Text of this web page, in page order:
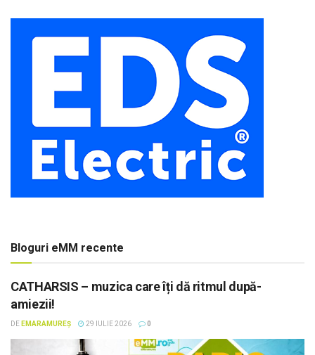
Bloguri eMM recente
CATHARSIS – muzica care îți dă ritmul după-
amiezii!
DE EMARAMUREȘ 29 IULIE 2026 0